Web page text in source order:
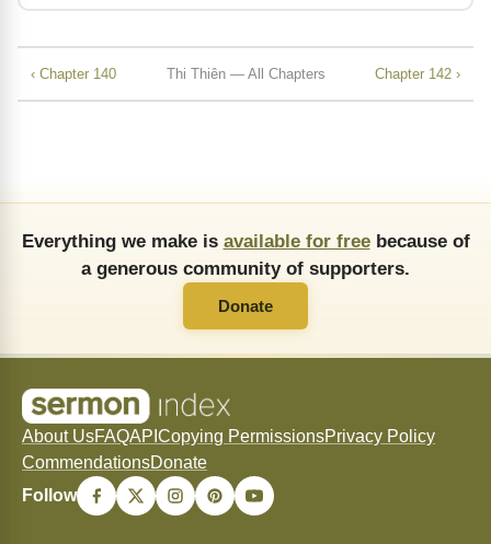
‹ Chapter 140 Thi Thiên — All Chapters Chapter 142 ›
Everything we make is available for freebecause of
a generous community of supporters.
Donate
About UsFAQAPI Copying PermissionsPrivacy Policy
CommendationsDonate
Follow